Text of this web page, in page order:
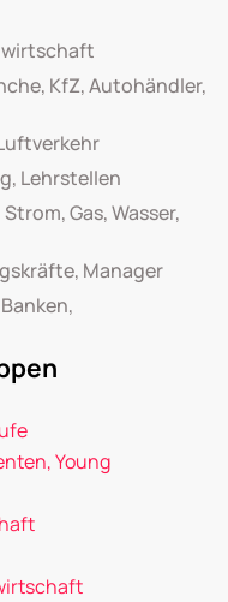
KfZ, Autohändler,
Lehrstellen
Gas, Wasser,
Manager
Young